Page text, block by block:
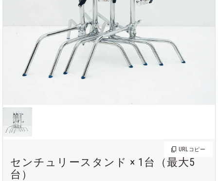
URL コピー
センチュリースタンド × 1台（最大5
台）